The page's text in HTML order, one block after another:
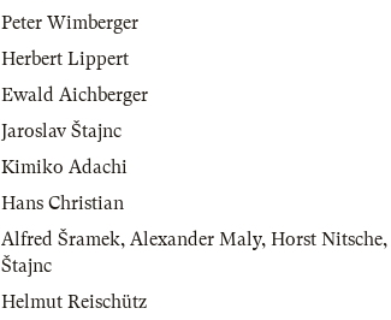
Peter Wimberger
Herbert Lippert
Ewald Aichberger
Jaroslav Štajnc
Kimiko Adachi
Hans Christian
Alfred Šramek, Alexander Maly, Horst Nitsche,
Štajnc
Helmut Reischütz